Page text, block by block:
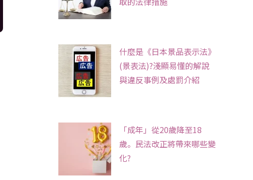
什麼是《日本景品表示法》
(景表法)?淺顯易懂的解說
與違反事例及處罰介紹
「成年」從20歲降至18
歲。民法改正將帶來哪些變
化?